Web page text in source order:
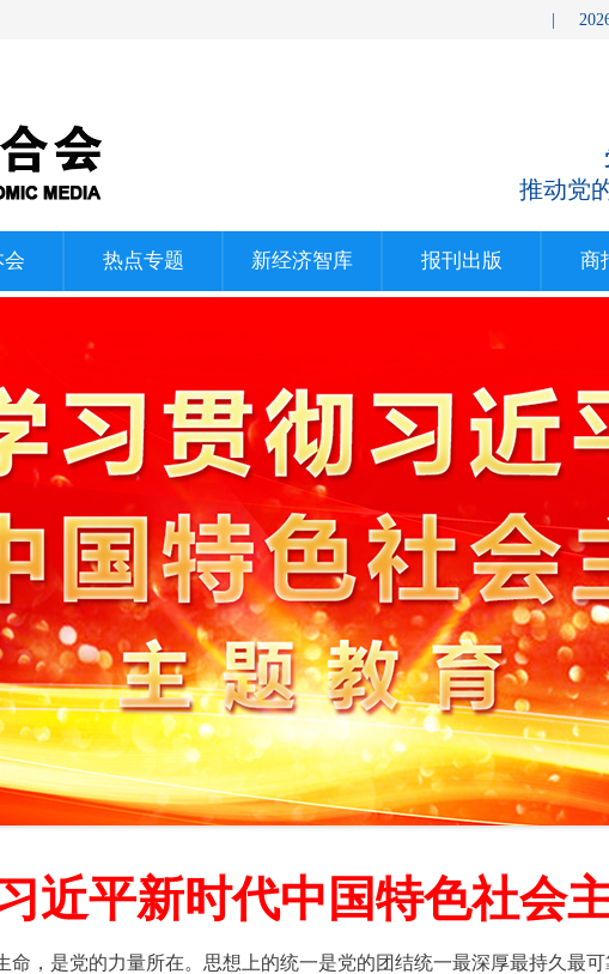
摩漾生物启动欧洲再生美学市场战略布局
当七夕遇见理性消费：薇诺娜用“安心礼”回应伴侣间的爱意表达 2026-08-07
因美纳MiSeq i100 Series-CN中国上市，以全球品质与本土制造支持中国客户测序能力建设 2026-08-06
|
推动党
会 热点专题 新经济智库 报刊出版 商
近平新时代中国特色社会
命，是党的力量所在。思想上的统一是党的团结统一最深厚最持久最可